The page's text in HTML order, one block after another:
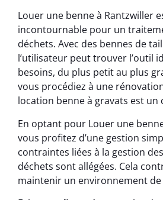
Louer une benne à Rantzwiller
incontournable pour un
déchets. Avec des bennes de
l’utilisateur peut trouver l’outil
besoins, du plus petit au plus
vous procédiez à une
location benne à gravats est un
En optant pour Louer une
vous profitez d’une gestion
contraintes liées à la gestion
déchets sont allégées. Cela
maintenir un environnement